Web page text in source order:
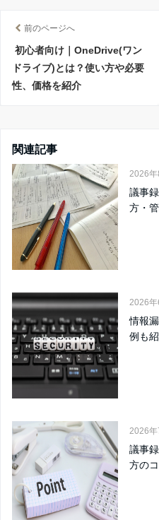
前のページへ
初心者向け｜OneDrive(ワン
ドライブ)とは？使い方や必要
性、価格を紹介
関連記事
2026年
議事
方・
2026
情報
例も
2026
議事
方の